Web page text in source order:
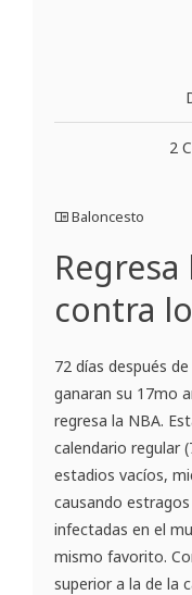
2
Baloncesto
Regresa
contra
72 días después
ganaran su 17mo
regresa la NBA.
calendario regular
estadios vacíos,
causando
infectadas en el
mismo favorito.
superior a la de la